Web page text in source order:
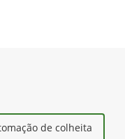
de colheita